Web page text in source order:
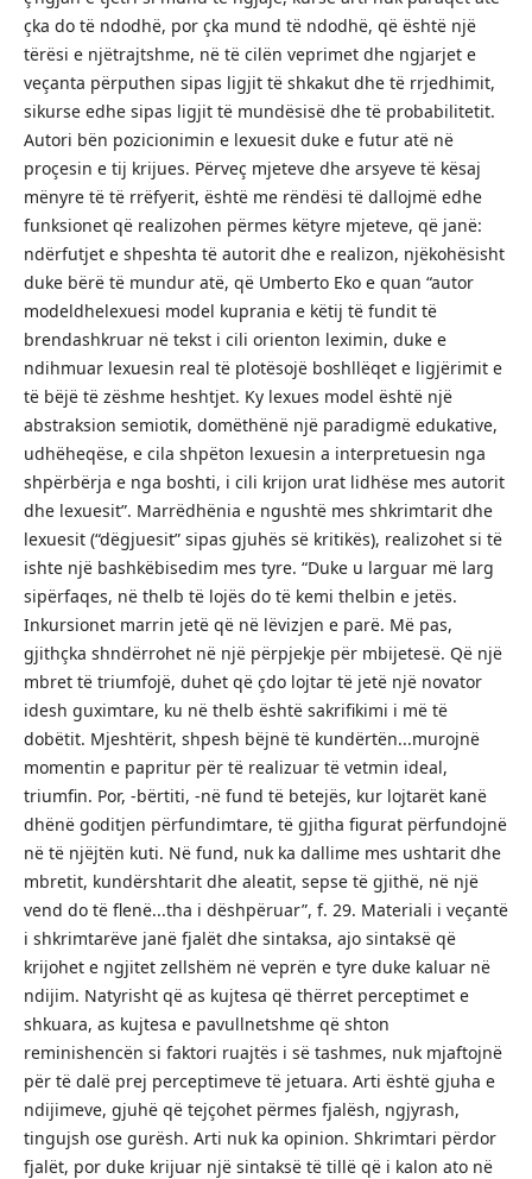
çka do të ndodhë, por çka mund të ndodhë, që është një
tërësi e njëtrajtshme, në të cilën veprimet dhe ngjarjet e
veçanta përputhen sipas ligjit të shkakut dhe të rrjedhimit,
sikurse edhe sipas ligjit të mundësisë dhe të probabilitetit.
Autori bën pozicionimin e lexuesit duke e futur atë në
proçesin e tij krijues. Përveç mjeteve dhe arsyeve të kësaj
mënyre të të rrëfyerit, është me rëndësi të dallojmë edhe
funksionet që realizohen përmes këtyre mjeteve, që janë:
ndërfutjet e shpeshta të autorit dhe e realizon, njëkohësisht
duke bërë të mundur atë, që Umberto Eko e quan “autor
modeldhelexuesi model kuprania e këtij të fundit të
brendashkruar në tekst i cili orienton leximin, duke e
ndihmuar lexuesin real të plotësojë boshllëqet e ligjërimit e
të bëjë të zëshme heshtjet. Ky lexues model është një
abstraksion semiotik, domëthënë një paradigmë edukative,
udhëheqëse, e cila shpëton lexuesin a interpretuesin nga
shpërbërja e nga boshti, i cili krijon urat lidhëse mes autorit
dhe lexuesit”. Marrëdhënia e ngushtë mes shkrimtarit dhe
lexuesit (“dëgjuesit” sipas gjuhës së kritikës), realizohet si të
ishte një bashkëbisedim mes tyre. “Duke u larguar më larg
sipërfaqes, në thelb të lojës do të kemi thelbin e jetës.
Inkursionet marrin jetë që në lëvizjen e parë. Më pas,
gjithçka shndërrohet në një përpjekje për mbijetesë. Që një
mbret të triumfojë, duhet që çdo lojtar të jetë një novator
idesh guximtare, ku në thelb është sakrifikimi i më të
dobëtit. Mjeshtërit, shpesh bëjnë të kundërtën...murojnë
momentin e papritur për të realizuar të vetmin ideal,
triumfin. Por, -bërtiti, -në fund të betejës, kur lojtarët kanë
dhënë goditjen përfundimtare, të gjitha figurat përfundojnë
në të njëjtën kuti. Në fund, nuk ka dallime mes ushtarit dhe
mbretit, kundërshtarit dhe aleatit, sepse të gjithë, në një
vend do të flenë...tha i dëshpëruar”, f. 29. Materiali i veçantë
i shkrimtarëve janë fjalët dhe sintaksa, ajo sintaksë që
krijohet e ngjitet zellshëm në veprën e tyre duke kaluar në
ndijim. Natyrisht që as kujtesa që thërret perceptimet e
shkuara, as kujtesa e pavullnetshme që shton
reminishencën si faktori ruajtës i së tashmes, nuk mjaftojnë
për të dalë prej perceptimeve të jetuara. Arti është gjuha e
ndijimeve, gjuhë që tejçohet përmes fjalësh, ngjyrash,
tingujsh ose gurësh. Arti nuk ka opinion. Shkrimtari përdor
fjalët, por duke krijuar një sintaksë të tillë që i kalon ato në